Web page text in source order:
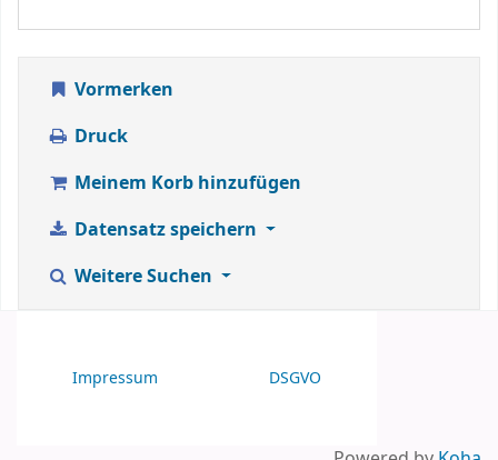
Vormerken
Druck
Meinem Korb hinzufügen
Datensatz speichern
Weitere Suchen
Impressum DSGVO